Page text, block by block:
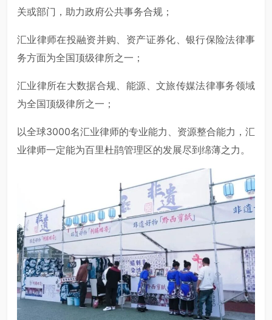
关或部门，助力政府公共事务合规；
汇业律师在投融资并购、资产证券化、银行保险法律事
务方面为全国顶级律所之一；
汇业律所在大数据合规、能源、文旅传媒法律事务领域
为全国顶级律所之一；
以全球3000名汇业律师的专业能力、资源整合能力，汇
业律师一定能为百里杜鹃管理区的发展尽到绵薄之力。